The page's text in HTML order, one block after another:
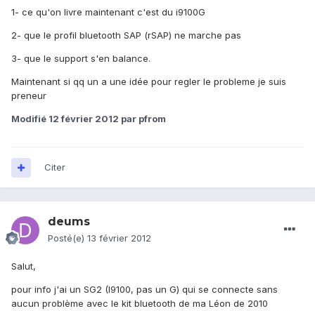
1- ce qu'on livre maintenant c'est du i9100G
2- que le profil bluetooth SAP (rSAP) ne marche pas
3- que le support s'en balance.
Maintenant si qq un a une idée pour regler le probleme je suis
preneur
Modifié 12 février 2012 par pfrom
Citer
deums
Posté(e) 13 février 2012
Salut,
pour info j'ai un SG2 (I9100, pas un G) qui se connecte sans
aucun problème avec le kit bluetooth de ma Léon de 2010